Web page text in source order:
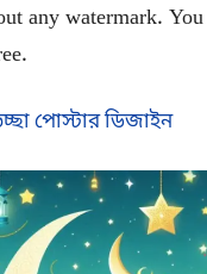
any watermark. You
পোস্টার ডিজাইন